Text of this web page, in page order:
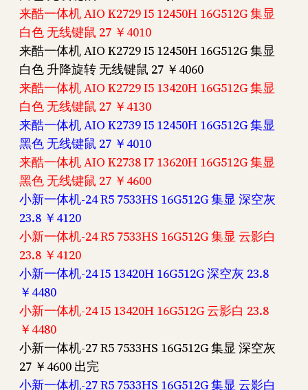
来酷一体机 AIO K2729 I5 12450H 16G512G 集显
白色 无线键鼠 27 ￥4010
来酷一体机 AIO K2729 I5 12450H 16G512G 集显
白色 升降旋转 无线键鼠 27 ￥4060
来酷一体机 AIO K2729 I5 13420H 16G512G 集显
白色 无线键鼠 27 ￥4130
来酷一体机 AIO K2739 I5 12450H 16G512G 集显
黑色 无线键鼠 27 ￥4010
来酷一体机 AIO K2738 I7 13620H 16G512G 集显
黑色 无线键鼠 27 ￥4600
小新一体机-24 R5 7533HS 16G512G 集显 深空灰
23.8 ￥4120
小新一体机-24 R5 7533HS 16G512G 集显 云影白
23.8 ￥4120
小新一体机-24 I5 13420H 16G512G 深空灰 23.8
￥4480
小新一体机-24 I5 13420H 16G512G 云影白 23.8
￥4480
小新一体机-27 R5 7533HS 16G512G 集显 深空灰
27 ￥4600 出完
小新一体机-27 R5 7533HS 16G512G 集显 云影白